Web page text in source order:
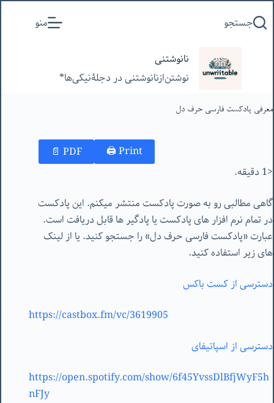
به
جستجو منو
نانوشتنی
نوشتن‌از‌نانوشتنی‌ در‌ دجلۀنیکی‌ها*
معرفی پادکست فارسی حرف دل
Print 🖨
PDF 📄
<1 دقیقه.
گاهی مطالبی رو به صورت پادکست منتشر میکنم. این پادکست
در تمام نرم افزار های پادکست یا پادگیر ها قابل دریافت است.
عبارت «پادکست فارسی حرف دل» را جستجو کنید. یا از لینک
های زیر استفاده کنید.
دسترسی از کست باکس
https://castbox.fm/vc/3619905
دسترسی از اسپاتیفای
https://open.spotify.com/show/6f45YvssDlBfjWyF5h
nFJy